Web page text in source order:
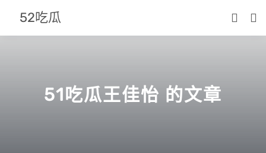
52吃瓜
51吃瓜王佳怡 的文章